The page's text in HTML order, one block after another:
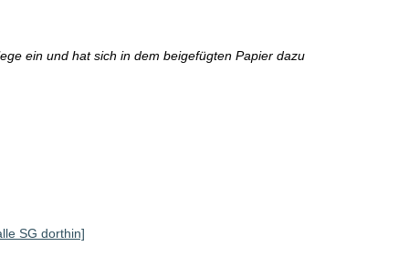
ein und hat sich in dem beigefügten Papier dazu
SG dorthin]